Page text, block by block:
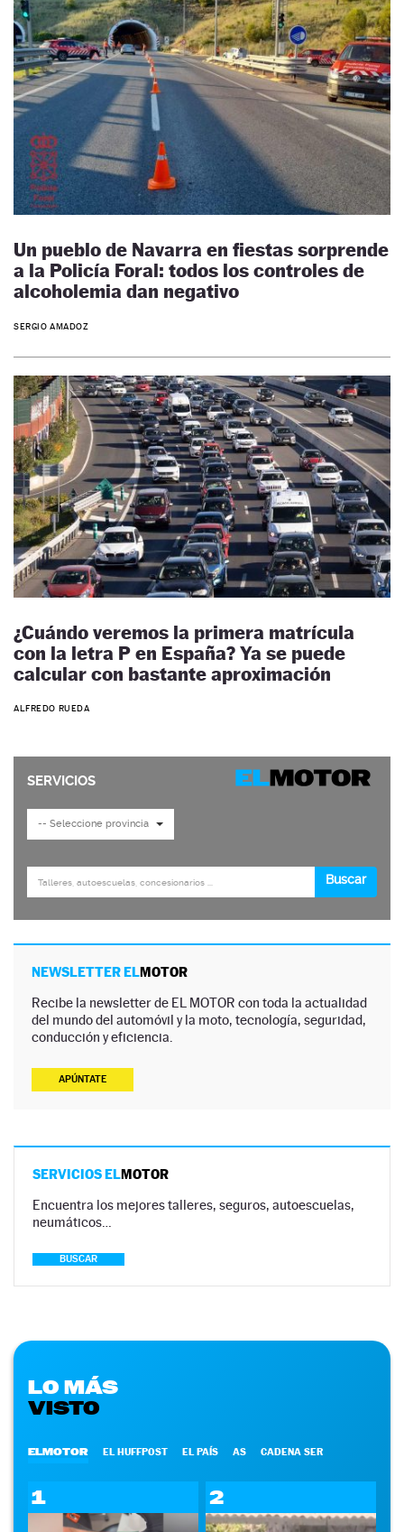
Un pueblo de Navarra en fiestas sorprende
a la Policía Foral: todos los controles de
alcoholemia dan negativo
SERGIO AMADOZ
¿Cuándo veremos la primera matrícula
con la letra P en España? Ya se puede
calcular con bastante aproximación
ALFREDO RUEDA
NEWSLETTER ELMOTOR
Recibe la newsletter de EL MOTOR con toda la actualidad
del mundo del automóvil y la moto, tecnología, seguridad,
conducción y eficiencia.
APÚNTATE
SERVICIOS ELMOTOR
Encuentra los mejores talleres, seguros, autoescuelas,
neumáticos…
BUSCAR
LO MÁS
VISTO
ELMOTOR EL HUFFPOST EL PAÍS AS CADENA SER
1 2